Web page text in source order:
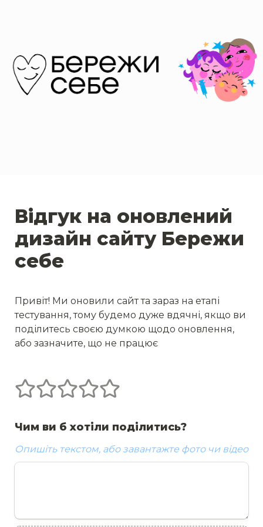
Відгук на оновлений
дизайн сайту Бережи
себе
Привіт! Ми оновили сайт та зараз на етапі
тестування, тому будемо дуже вдячні, якщо ви
поділитесь своєю думкою щодо оновлення,
або зазначите, що не працює
Untitled rating field
1 зірок2 зірок3 зірок4 зірок5 зірок
Чим ви б хотіли поділитись?
Опишіть текстом, або завантажте фото чи відео